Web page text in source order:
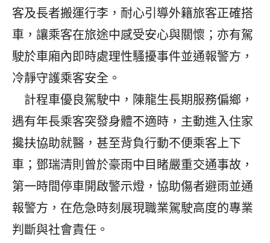
客及長者搬運行李，耐心引導外籍旅客正確搭
車，讓乘客在旅途中感受安心與關懷；亦有駕
駛於車廂內即時處理性騷擾事件並通報警方，
冷靜守護乘客安全。
計程車優良駕駛中，陳龍生長期服務偏鄉，
遇有年長乘客突發身體不適時，主動進入住家
攙扶協助就醫，甚至背負行動不便乘客上下
車；鄧瑞清則曾於豪雨中目睹嚴重交通事故，
第一時間停車開啟警示燈，協助傷者避雨並通
報警方，在危急時刻展現職業駕駛高度的專業
判斷與社會責任。